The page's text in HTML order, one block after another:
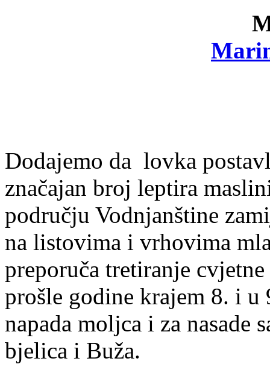
Dodajemo da lovka
značajan broj leptira
području Vodnjanštine
na listovima i vrhovima
preporuča tretiranje
prošle godine krajem 8. i u
napada moljca i za nasade
bjelica i Buža.